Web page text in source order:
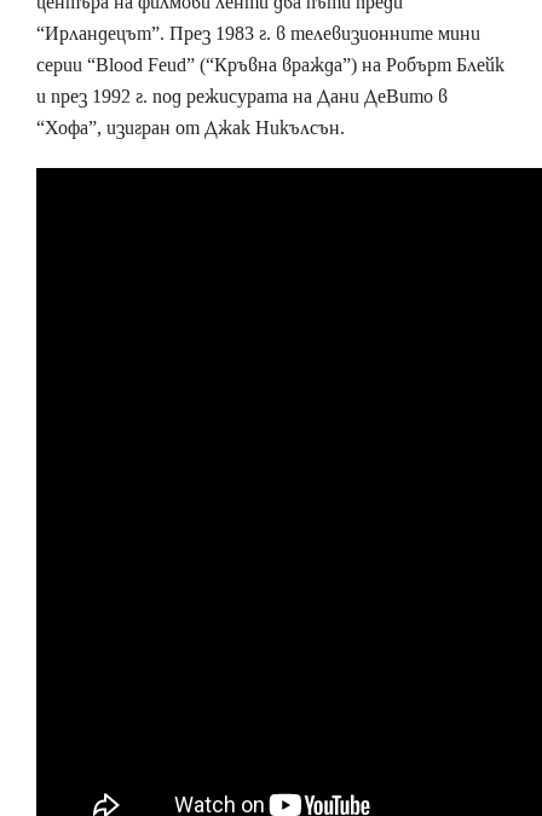
“Ирландецът”. През 1983 г. в телевизионните мини
серии “Blood Feud” (“Кръвна вражда”) на Робърт Блейк
и през 1992 г. под режисурата на Дани ДеВито в
“Хофа”, изигран от Джак Никълсън.